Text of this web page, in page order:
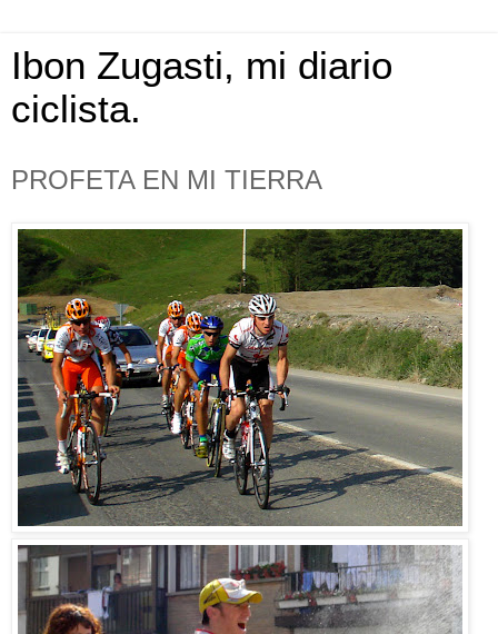
Ibon Zugasti, mi diario
ciclista.
PROFETA EN MI TIERRA